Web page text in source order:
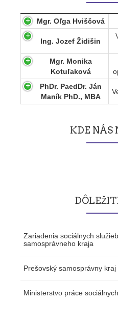
Mgr. Oľga Hviščová
Ing. Jozef Židišin
Mgr. Monika
Kotuľaková
PhDr. PaedDr. Ján
Maník PhD., MBA
KDE NÁS
Zariadenia sociálnych
samosprávneho kraja
Prešovský samosprávny kraj
Ministerstvo práce